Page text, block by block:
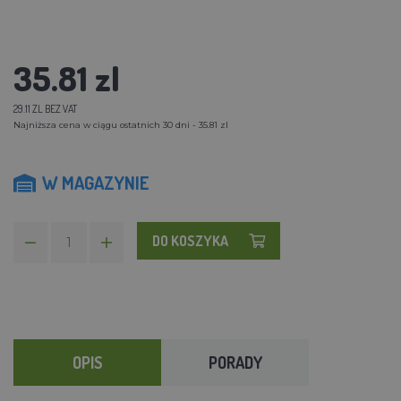
35.81 zl
29.11 ZL BEZ VAT
Najniższa cena w ciągu ostatnich 30 dni - 35.81 zl
W MAGAZYNIE
DO KOSZYKA
OPIS PORADY